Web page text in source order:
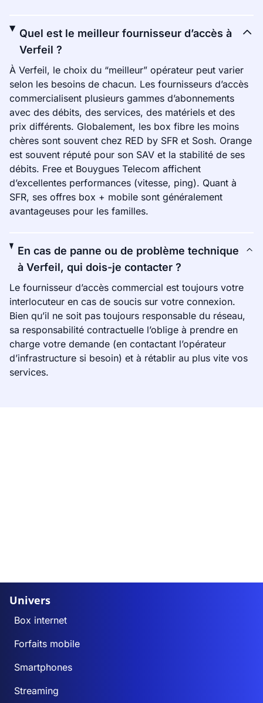
Quel est le meilleur fournisseur d’accès à
Verfeil ?
À Verfeil, le choix du “meilleur” opérateur peut varier
selon les besoins de chacun. Les fournisseurs d’accès
commercialisent plusieurs gammes d’abonnements
avec des débits, des services, des matériels et des
prix différents. Globalement, les box fibre les moins
chères sont souvent chez RED by SFR et Sosh. Orange
est souvent réputé pour son SAV et la stabilité de ses
débits. Free et Bouygues Telecom affichent
d’excellentes performances (vitesse, ping). Quant à
SFR, ses offres box + mobile sont généralement
avantageuses pour les familles.
En cas de panne ou de problème technique
à Verfeil, qui dois-je contacter ?
Le fournisseur d’accès commercial est toujours votre
interlocuteur en cas de soucis sur votre connexion.
Bien qu’il ne soit pas toujours responsable du réseau,
sa responsabilité contractuelle l’oblige à prendre en
charge votre demande (en contactant l’opérateur
d’infrastructure si besoin) et à rétablir au plus vite vos
services.
Univers
Box internet
Forfaits mobile
Smartphones
Streaming